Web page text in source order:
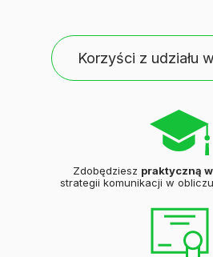
Korzyści z udziału
Zdobędziesz praktyczną
strategii komunikacji w